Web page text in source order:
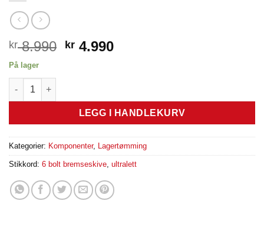
kr8.990 Opprinnelig
kr 4.990Nåværende
På lager
SR Suntour Durolux 180mm antall
LEGG I HANDLEKURV
Kategorier: Komponenter, Lagertømming
Stikkord: 6 bolt bremseskive ultralett